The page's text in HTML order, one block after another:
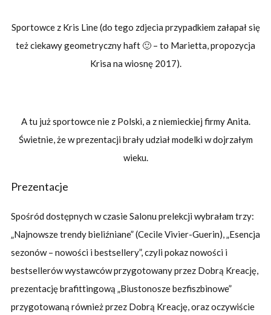
Sportowce z Kris Line (do tego zdjecia przypadkiem załapał się
też ciekawy geometryczny haft 🙂 – to Marietta, propozycja
Krisa na wiosnę 2017).
A tu już sportowce nie z Polski, a z niemieckiej firmy Anita.
Świetnie, że w prezentacji brały udział modelki w dojrzałym
wieku.
Prezentacje
Spośród dostępnych w czasie Salonu prelekcji wybrałam trzy:
„Najnowsze trendy bieliźniane” (Cecile Vivier-Guerin), „Esencja
sezonów – nowości i bestsellery”, czyli pokaz nowości i
bestsellerów wystawców przygotowany przez Dobrą Kreację,
prezentację brafittingową „Biustonosze bezfiszbinowe”
przygotowaną również przez Dobrą Kreację, oraz oczywiście